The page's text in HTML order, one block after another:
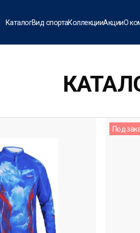
КаталогВид спортаКоллекцииАкцииО
Под